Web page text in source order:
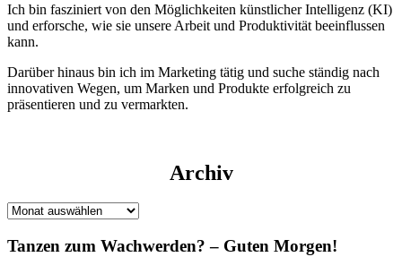
Ich bin fasziniert von den Möglichkeiten künstlicher Intelligenz (KI)
und erforsche, wie sie unsere Arbeit und Produktivität beeinflussen
kann.
Darüber hinaus bin ich im Marketing tätig und suche ständig nach
innovativen Wegen, um Marken und Produkte erfolgreich zu
präsentieren und zu vermarkten.
Archiv
Archiv
Tanzen zum Wachwerden? – Guten Morgen!